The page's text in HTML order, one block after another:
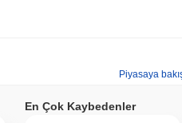
Piyasaya
En Çok Kaybedenler